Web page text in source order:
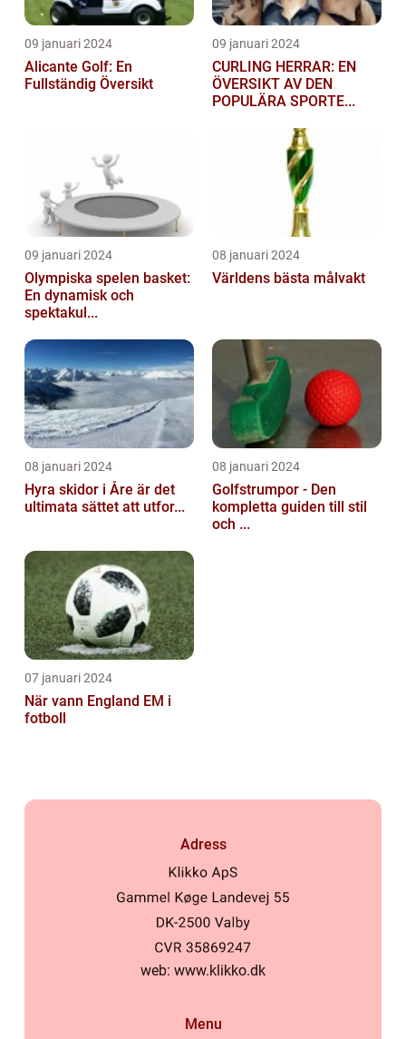
09 januari 2024
Alicante Golf: En
Fullständig Översikt
09 januari 2024
CURLING HERRAR: EN
ÖVERSIKT AV DEN
POPULÄRA SPORTE...
09 januari 2024
Olympiska spelen basket:
En dynamisk och
spektakul...
08 januari 2024
Världens bästa målvakt
08 januari 2024
Hyra skidor i Åre är det
ultimata sättet att utfor...
08 januari 2024
Golfstrumpor - Den
kompletta guiden till stil
och ...
07 januari 2024
När vann England EM i
fotboll
Adress
web: www.klikko.dk
Menu